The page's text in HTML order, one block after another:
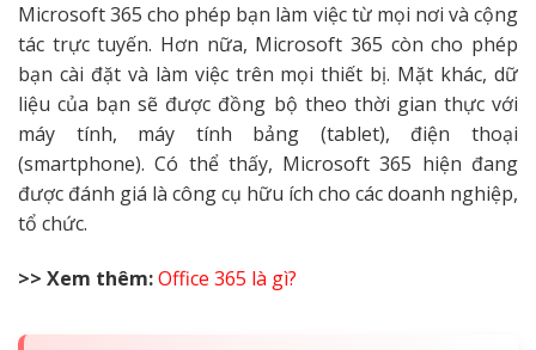
Microsoft 365 cho phép bạn làm việc từ mọi nơi và cộng
tác trực tuyến. Hơn nữa, Microsoft 365 còn cho phép
bạn cài đặt và làm việc trên mọi thiết bị. Mặt khác, dữ
liệu của bạn sẽ được đồng bộ theo thời gian thực với
máy tính, máy tính bảng (tablet), điện thoại
(smartphone). Có thể thấy, Microsoft 365 hiện đang
được đánh giá là công cụ hữu ích cho các doanh nghiệp,
tổ chức.
>> Xem thêm:Office 365 là gì?